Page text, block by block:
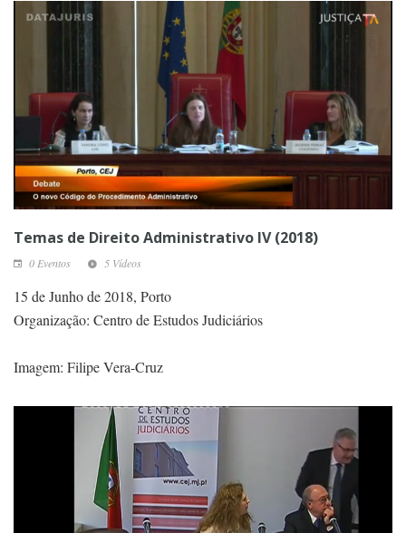
Temas de Direito Administrativo IV (2018)
0 Eventos 5 Vídeos
15 de Junho de 2018, Porto
Organização: Centro de Estudos Judiciários
Imagem: Filipe Vera-Cruz